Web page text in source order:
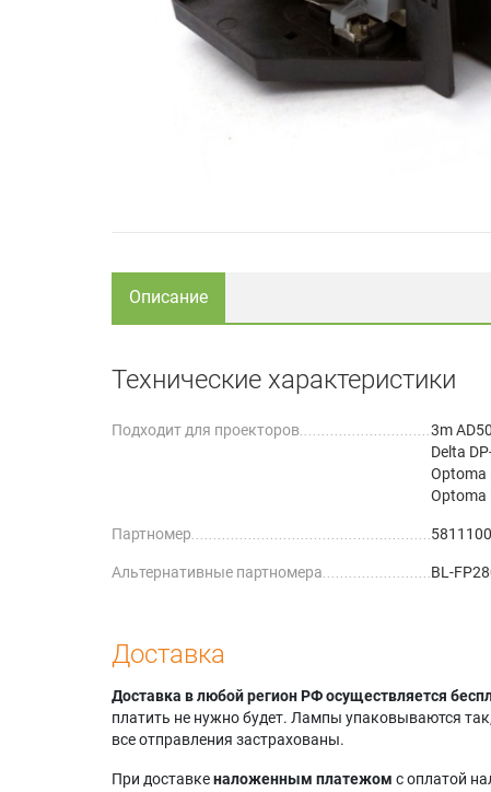
Описание
Технические характеристики
Подходит для проекторов
3m
Delta
Optoma
Optoma
Партномер
Альтернативные партномера BL-
Доставка
Доставка в любой регион РФ осуществляется
платить не нужно будет. Лампы упаковываются
все отправления застрахованы.
При доставкеналоженным платежом с оплатой